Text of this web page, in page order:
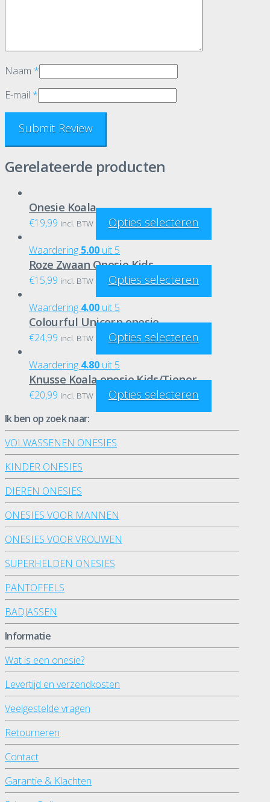
Naam *
E-mail *
Gerelateerde producten
Onesie Koala
€19,99 incl. BTW Opties selecteren
Waardering 5.00 uit 5
Roze Zwaan Onesie Kids
€15,99 incl. BTW Opties selecteren
Waardering 4.00 uit 5
Colourful Unicorn onesie
€24,99 incl. BTW Opties selecteren
Waardering 4.80 uit 5
Knusse Koala onesie Kids/Tiener
€20,99 incl. BTW Opties selecteren
Ik ben op zoek naar:
VOLWASSENEN ONESIES
KINDER ONESIES
DIEREN ONESIES
ONESIES VOOR MANNEN
ONESIES VOOR VROUWEN
SUPERHELDEN ONESIES
PANTOFFELS
BADJASSEN
Informatie
Wat is een onesie?
Levertijd en verzendkosten
Veelgestelde vragen
Retourneren
Contact
Garantie & Klachten